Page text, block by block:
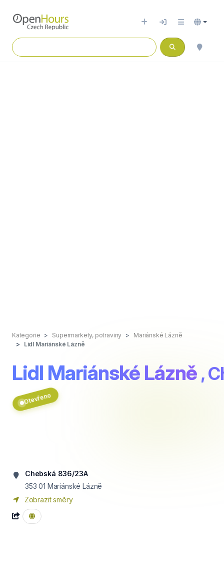
Kategorie Supermarkety, potraviny
Mariánské Lázně
Lidl Mariánské Lázně
Lidl Mariánské Lázně ,
Otevřeno
Chebská 836/23A
353 01 Mariánské Lázně
Zobrazit směry